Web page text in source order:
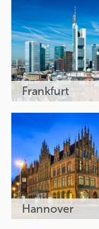
Frankfurt
Hannover